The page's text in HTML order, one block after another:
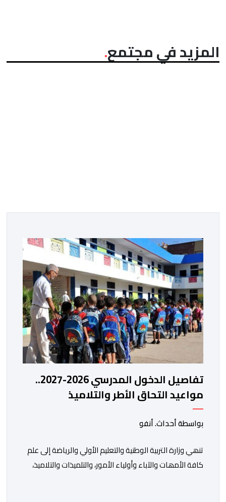
المزيد في مجتمع
تفاصيل الدخول المدرسي 2026-2027..
مواعيد التحاق الأطر والتلاميذ
بالمؤسسات التعليمية
بواسطة أحداث. أنفو
تنھي وزارة التربیة الوطنیة والتعلیم الأولي والریاضة إلى علم
كافة الأمھات والآباء وأولیاء الأمور، والتلمیذات والتلامیذ،